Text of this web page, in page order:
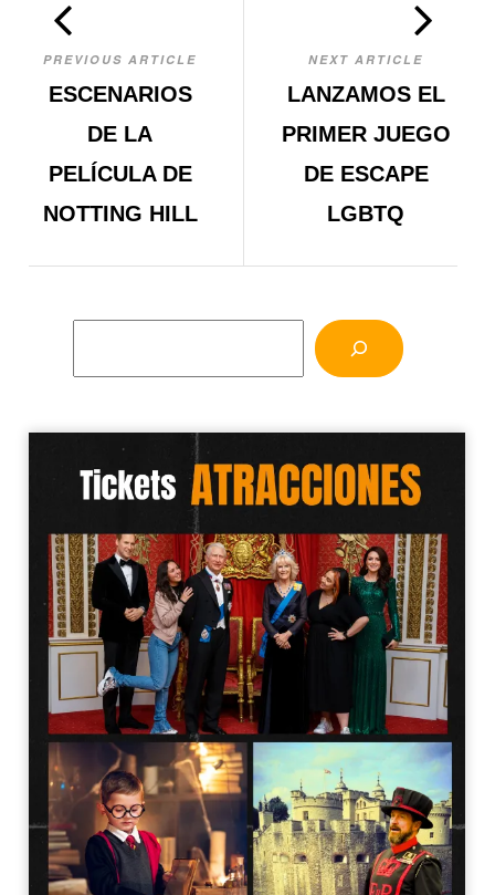
PREVIOUS ARTICLE
ESCENARIOS
DE LA
PELÍCULA DE
NOTTING HILL
NEXT ARTICLE
LANZAMOS EL
PRIMER JUEGO
DE ESCAPE
LGBTQ